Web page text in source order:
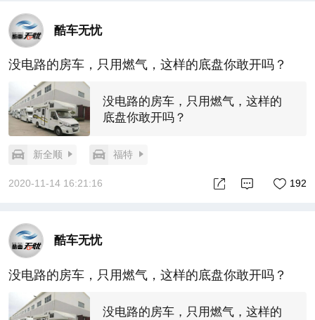
酷车无忧
没电路的房车，只用燃气，这样的底盘你敢开吗？
没电路的房车，只用燃气，这样的
底盘你敢开吗？
新全顺 福特
2020-11-14 16:21:16 192
酷车无忧
没电路的房车，只用燃气，这样的底盘你敢开吗？
没电路的房车，只用燃气，这样的